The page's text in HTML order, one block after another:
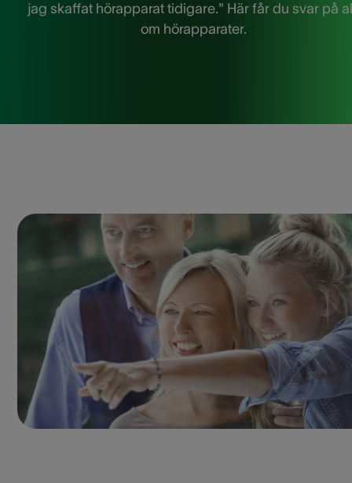
jag skaffat hörapparat tidigare." Här får du svar på
om hörapparater.